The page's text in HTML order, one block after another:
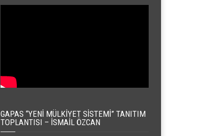
GAPAS “YENI MÜLKIYET SISTEMI” TANITIM
TOPLANTISI – İSMAIL ÖZCAN